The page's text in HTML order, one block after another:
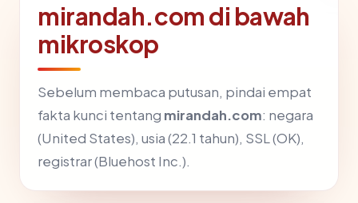
mirandah.com di bawah
mikroskop
Sebelum membaca putusan, pindai empat
fakta kunci tentang mirandah.com: negara
(United States), usia (22.1 tahun), SSL (OK),
registrar (Bluehost Inc.).